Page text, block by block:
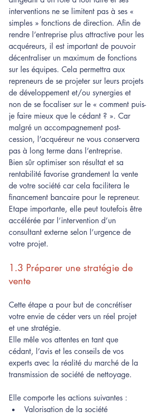
interventions ne se limitent pas à ses «
simples » fonctions de direction. Afin de
rendre l’entreprise plus attractive pour les
acquéreurs, il est important de pouvoir
décentraliser un maximum de fonctions
sur les équipes. Cela permettra aux
repreneurs de se projeter sur leurs projets
de développement et/ou synergies et
non de se focaliser sur le « comment puis-
je faire mieux que le cédant ? ». Car
malgré un accompagnement post-
cession, l’acquéreur ne vous conservera
pas à long terme dans l’entreprise.
Bien sûr optimiser son résultat et sa
rentabilité favorise grandement la vente
de votre société car cela facilitera le
financement bancaire pour le repreneur.
Etape importante, elle peut toutefois être
accélérée par l’intervention d’un
consultant externe selon l’urgence de
votre projet.
1.3 Préparer une stratégie de
vente
Cette étape a pour but de concrétiser
votre envie de céder vers un réel projet
et une stratégie.
Elle mêle vos attentes en tant que
cédant, l’avis et les conseils de vos
experts avec la réalité du marché de la
transmission de société de nettoyage.
Elle comporte les actions suivantes :
Valorisation de la société